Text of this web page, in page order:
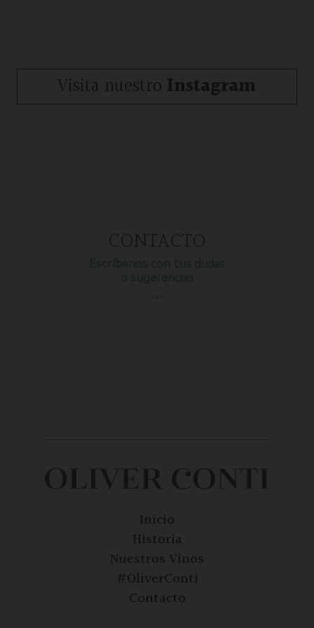
Visita nuestro Instagram
CONTACTO
Inicio
Historia
Nuestros Vinos
#OliverConti
Contacto